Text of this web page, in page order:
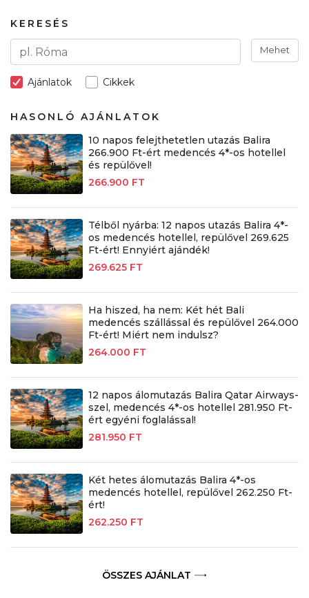
KERESÉS
Mehet
Ajánlatok Cikkek
HASONLÓ AJÁNLATOK
10 napos felejthetetlen utazás Balira
266.900 Ft-ért medencés 4*-os hotellel
és repülővel!
266.900 FT
Télből nyárba: 12 napos utazás Balira 4*-
os medencés hotellel, repülővel 269.625
Ft-ért! Ennyiért ajándék!
269.625 FT
Ha hiszed, ha nem: Két hét Bali
medencés szállással és repülővel 264.000
Ft-ért! Miért nem indulsz?
264.000 FT
12 napos álomutazás Balira Qatar Airways-
szel, medencés 4*-os hotellel 281.950 Ft-
ért egyéni foglalással!
281.950 FT
Két hetes álomutazás Balira 4*-os
medencés hotellel, repülővel 262.250 Ft-
ért!
262.250 FT
ÖSSZES AJÁNLAT